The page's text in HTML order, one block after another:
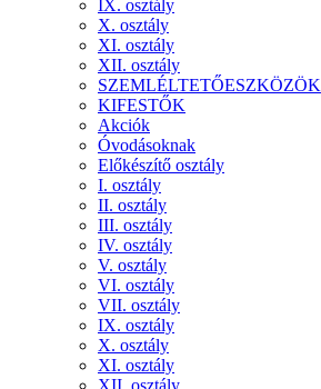
IX. osztály
X. osztály
XI. osztály
XII. osztály
SZEMLÉLTETŐESZKÖZÖK
KIFESTŐK
Akciók
Óvodásoknak
Előkészítő osztály
I. osztály
II. osztály
III. osztály
IV. osztály
V. osztály
VI. osztály
VII. osztály
IX. osztály
X. osztály
XI. osztály
XII. osztály